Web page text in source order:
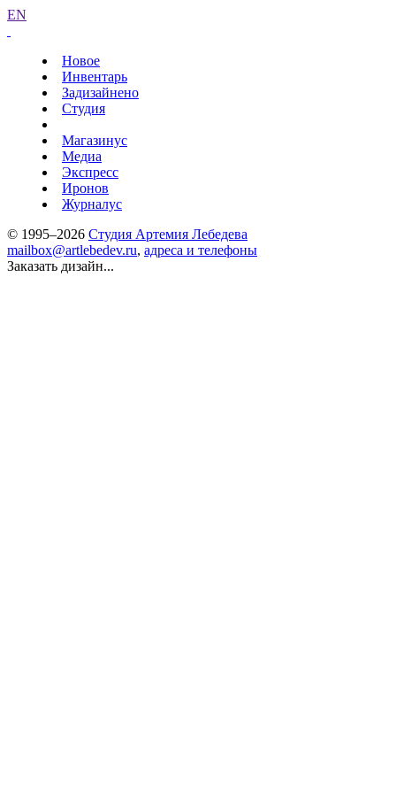
EN
Новое
Инвентарь
Задизайнено
Студия
Магазинус
Медиа
Экспресс
Иронов
Журналус
© 1995–2026 Студия Артемия Лебедева
mailbox@artlebedev.ru, адреса и телефоны
Заказать дизайн...